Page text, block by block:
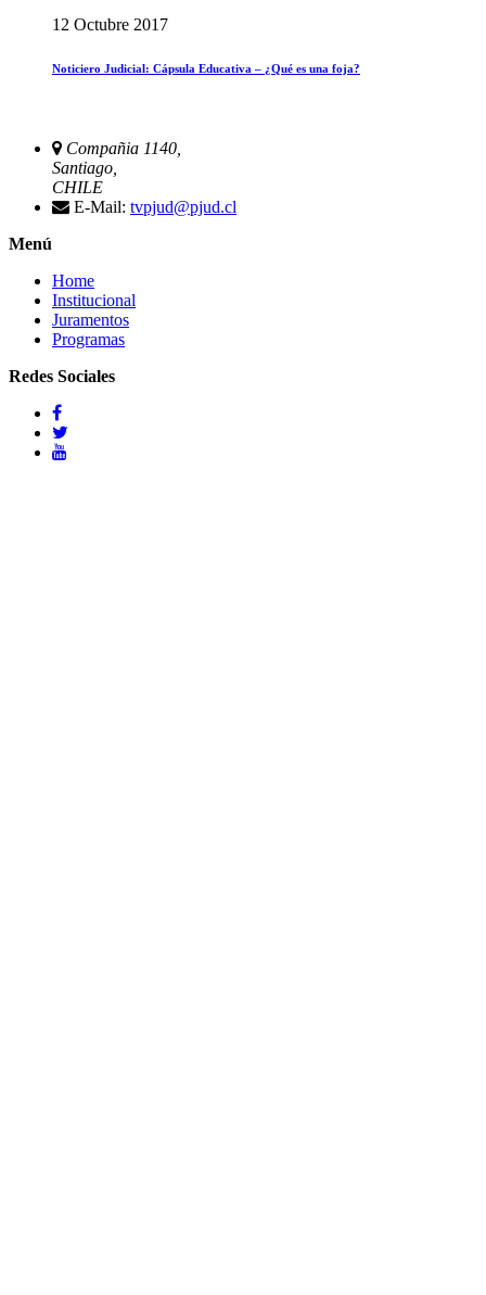
12 Octubre 2017
Noticiero Judicial: Cápsula Educativa – ¿Qué es una foja?
Compañia 1140,
Santiago,
CHILE
E-Mail: tvpjud@pjud.cl
Menú
Home
Institucional
Juramentos
Programas
Redes Sociales